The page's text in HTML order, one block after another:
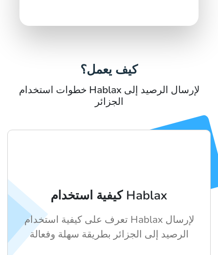
كيف يعمل؟
خطوات استخدام Hablax لإرسال الرصيد إلى
الجزائر
كيفية استخدام Hablax
تعرف على كيفية استخدام Hablax لإرسال
الرصيد إلى الجزائر بطريقة سهلة وفعالة